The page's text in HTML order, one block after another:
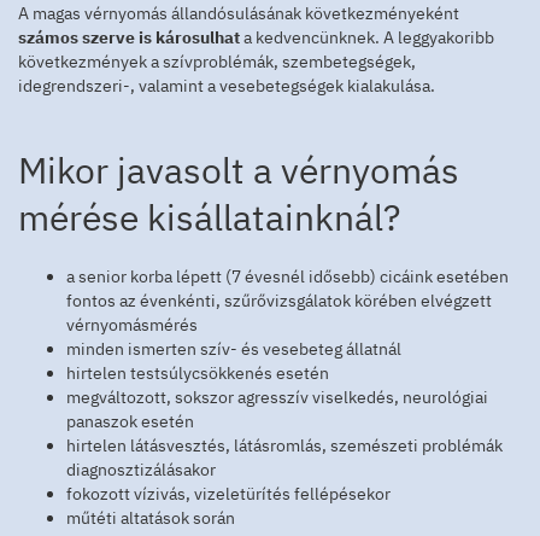
A magas vérnyomás állandósulásának következményeként
számos szerve is károsulhata kedvencünknek. A leggyakoribb
következmények a szívproblémák, szembetegségek,
idegrendszeri-, valamint a vesebetegségek kialakulása.
Mikor javasolt a vérnyomás
mérése kisállatainknál?
a senior korba lépett (7 évesnél idősebb) cicáink esetében
fontos az évenkénti, szűrővizsgálatok körében elvégzett
vérnyomásmérés
minden ismerten szív- és vesebeteg állatnál
hirtelen testsúlycsökkenés esetén
megváltozott, sokszor agresszív viselkedés, neurológiai
panaszok esetén
hirtelen látásvesztés, látásromlás, szemészeti problémák
diagnosztizálásakor
fokozott vízivás, vizeletürítés fellépésekor
műtéti altatások során